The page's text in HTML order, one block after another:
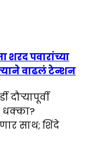
शरद पवारांच्या
वाढलं टेन्शन